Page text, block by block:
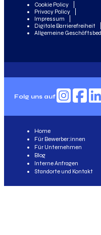
Cookie Policy
Privacy Policy
Impressum
Digitale Barrierefreiheit
Allgemeine
Folg uns auf
Home
Für Bewerber:innen
Für Unternehmen
Blog
Interne Anfragen
Standorte und Kontakt